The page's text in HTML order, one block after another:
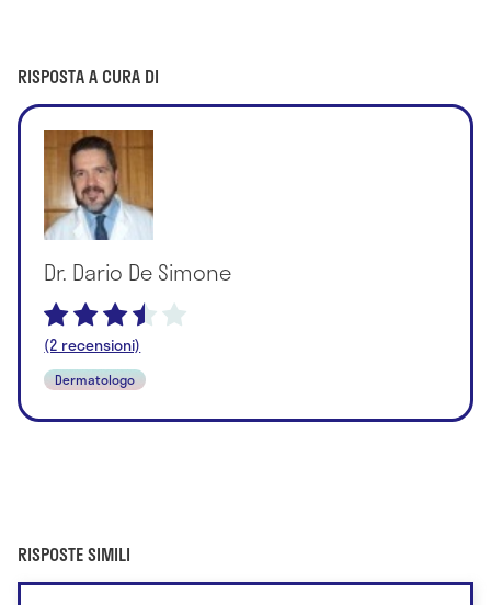
RISPOSTA A CURA DI
Dr. Dario De Simone
(2 recensioni)
Dermatologo
RISPOSTE SIMILI